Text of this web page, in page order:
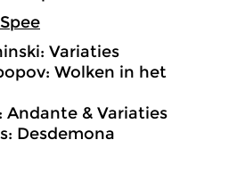
Variaties
Wolken in het
Andante & Variaties
Desdemona